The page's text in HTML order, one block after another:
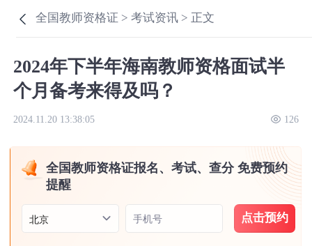
全国教师资格证 >考试资讯 > 正文
2024年下半年海南教师资格面试半
个月备考来得及吗？
2024.11.20 13:38:05 126
全国教师资格证报名、考试、查分 免费预约
提醒
北京 手机号 点击预约